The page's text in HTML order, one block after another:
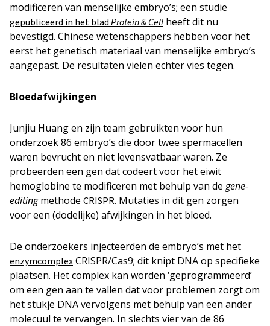
modificeren van menselijke embryo’s; een studie
gepubliceerd in het blad Protein & Cell heeft dit nu
bevestigd. Chinese wetenschappers hebben voor het
eerst het genetisch materiaal van menselijke embryo’s
aangepast. De resultaten vielen echter vies tegen.
Bloedafwijkingen
Junjiu Huang en zijn team gebruikten voor hun
onderzoek 86 embryo’s die door twee spermacellen
waren bevrucht en niet levensvatbaar waren. Ze
probeerden een gen dat codeert voor het eiwit
hemoglobine te modificeren met behulp van de gene-
editingmethode CRISPR. Mutaties in dit gen zorgen
voor een (dodelijke) afwijkingen in het bloed.
De onderzoekers injecteerden de embryo’s met het
enzymcomplex CRISPR/Cas9; dit knipt DNA op specifieke
plaatsen. Het complex kan worden ‘geprogrammeerd’
om een gen aan te vallen dat voor problemen zorgt om
het stukje DNA vervolgens met behulp van een ander
molecuul te vervangen. In slechts vier van de 86